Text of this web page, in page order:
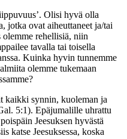
Olisi hyvä olla
jotka ovat aiheuttaneet ja/tai
rehellisiä, niin
tavalla tai toisella
Kuinka hyvin tunnemme
olemme tukemaan
kaikki synnin, kuoleman ja
5:1). Epäjumalille uhrattu
Jeesuksen hyvästä
katse Jeesuksessa, koska